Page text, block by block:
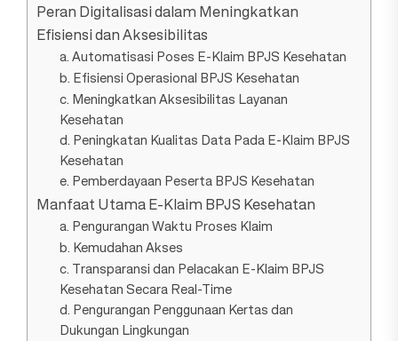
Peran Digitalisasi dalam Meningkatkan
Efisiensi dan Aksesibilitas
a. Automatisasi Poses E-Klaim BPJS Kesehatan
b. Efisiensi Operasional BPJS Kesehatan
c. Meningkatkan Aksesibilitas Layanan
Kesehatan
d. Peningkatan Kualitas Data Pada E-Klaim BPJS
Kesehatan
e. Pemberdayaan Peserta BPJS Kesehatan
Manfaat Utama E-Klaim BPJS Kesehatan
a. Pengurangan Waktu Proses Klaim
b. Kemudahan Akses
c. Transparansi dan Pelacakan E-Klaim BPJS
Kesehatan Secara Real-Time
d. Pengurangan Penggunaan Kertas dan
Dukungan Lingkungan